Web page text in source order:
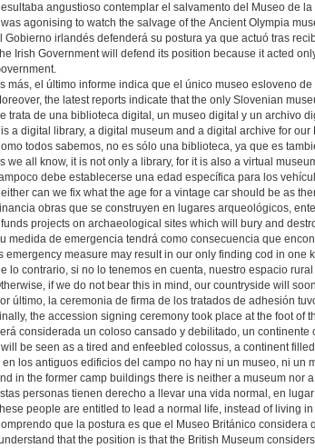
angustioso contemplar el salvamento del Museo de
was agonising to watch the salvage of the Ancient Olympia
Gobierno irlandés defenderá su postura ya que actuó tras
Irish Government will defend its position because it acted
más, el último informe indica que el único museo esloveno
the latest reports indicate that the only Slovenian
trata de una biblioteca digital, un museo digital y un archivo
is a digital library, a digital museum and a digital archive for
todos sabemos, no es sólo una biblioteca, ya que es
we all know, it is not only a library, for it is also a virtual
debe establecerse una edad específica para los
can we fix what the age for a vintage car should be as
obras que se construyen en lugares arqueológicos,
funds projects on archaeological sites which will bury and
medida de emergencia tendrá como consecuencia que
emergency measure may result in our only finding cod in
lo contrario, si no lo tenemos en cuenta, nuestro espacio
if we do not bear this in mind, our countryside will
último, la ceremonia de firma de los tratados de adhesión
the accession signing ceremony took place at the foot
considerada un coloso cansado y debilitado, un
will be seen as a tired and enfeebled colossus, a continent
en los antiguos edificios del campo no hay ni un museo, ni
in the former camp buildings there is neither a museum nor
personas tienen derecho a llevar una vida normal, en
people are entitled to lead a normal life, instead of living
que la postura es que el Museo Británico
understand that the position is that the British Museum